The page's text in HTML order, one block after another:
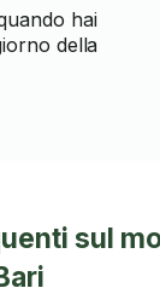
hai
della
sul